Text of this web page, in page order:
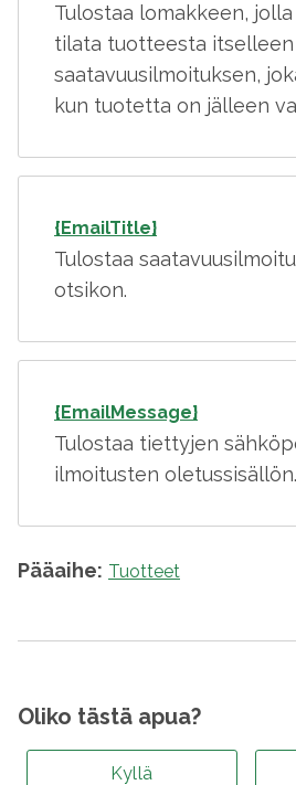
Tulostaa lomakkeen,
tilata tuotteesta itselleen
saatavuusilmoituksen,
kun tuotetta on jälleen
{EmailTitle}
Tulostaa
otsikon.
{EmailMessage}
Tulostaa tiettyjen
ilmoitusten oletussisällön.
Pääaihe: Tuotteet
Oliko tästä apua?
Kyllä